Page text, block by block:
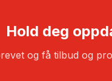
Hold deg
og få tilbud og